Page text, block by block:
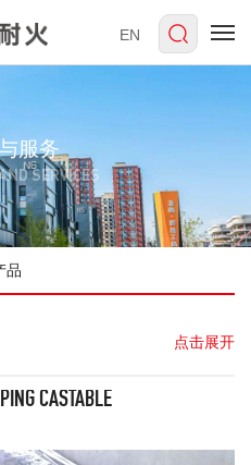
EN
服务
SERVICES
品
CASTABLE